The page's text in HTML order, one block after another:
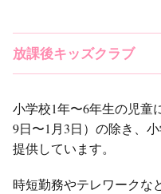
放課後キッズクラブ
小学校1年〜6年生の児童
9日〜1月3日）の除き、
提供しています。
時短勤務やテレワークな